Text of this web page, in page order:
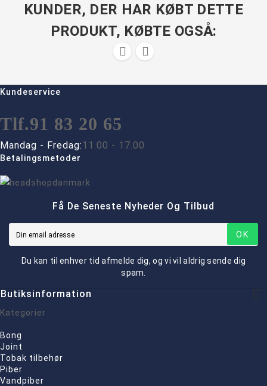
KUNDER, DER HAR KØBT DETTE
PRODUKT, KØBTE OGSÅ:
 
Kundeservice
Tlf.91 83 20 65
Mandag - Fredag: 11.00 - 17.00
Betalingsmetoder
Få De Seneste Nyheder Og Tilbud
OK
Du kan til enhver tid afmelde dig, og vi vil aldrig sende dig
spam.
Butiksinformation
Kategorier
Bong
Joint
Tobak tilbehør
Piber
Vandpiber